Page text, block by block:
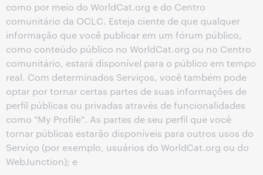
como por meio do WorldCat.org e do Centro
comunitário da OCLC. Esteja ciente de que qualquer
informação que você publicar em um fórum público,
como conteúdo público no WorldCat.org ou no Centro
comunitário, estará disponível para o público em tempo
real. Com determinados Serviços, você também pode
optar por tornar certas partes de suas informações de
perfil públicas ou privadas através de funcionalidades
como "My Profile". As partes de seu perfil que você
tornar públicas estarão disponíveis para outros usos do
Serviço (por exemplo, usuários do WorldCat.org ou do
WebJunction); e